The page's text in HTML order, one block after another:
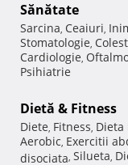
Sănătate
Sarcina, Ceaiuri,
Stomatologie,
Cardiologie,
Psihiatrie
Dietă & Fitness
Diete, Fitness, Dieta
Aerobic, Exercitii
disociata, Silueta,